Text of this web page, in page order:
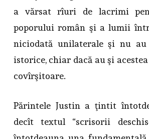
a vărsat rîuri de lacrimi
poporului român şi a lumii
niciodată unilaterale şi nu
istorice, chiar dacă au şi
covîrşitoare.
Părintele Justin a ţintit
decît textul “scrisorii